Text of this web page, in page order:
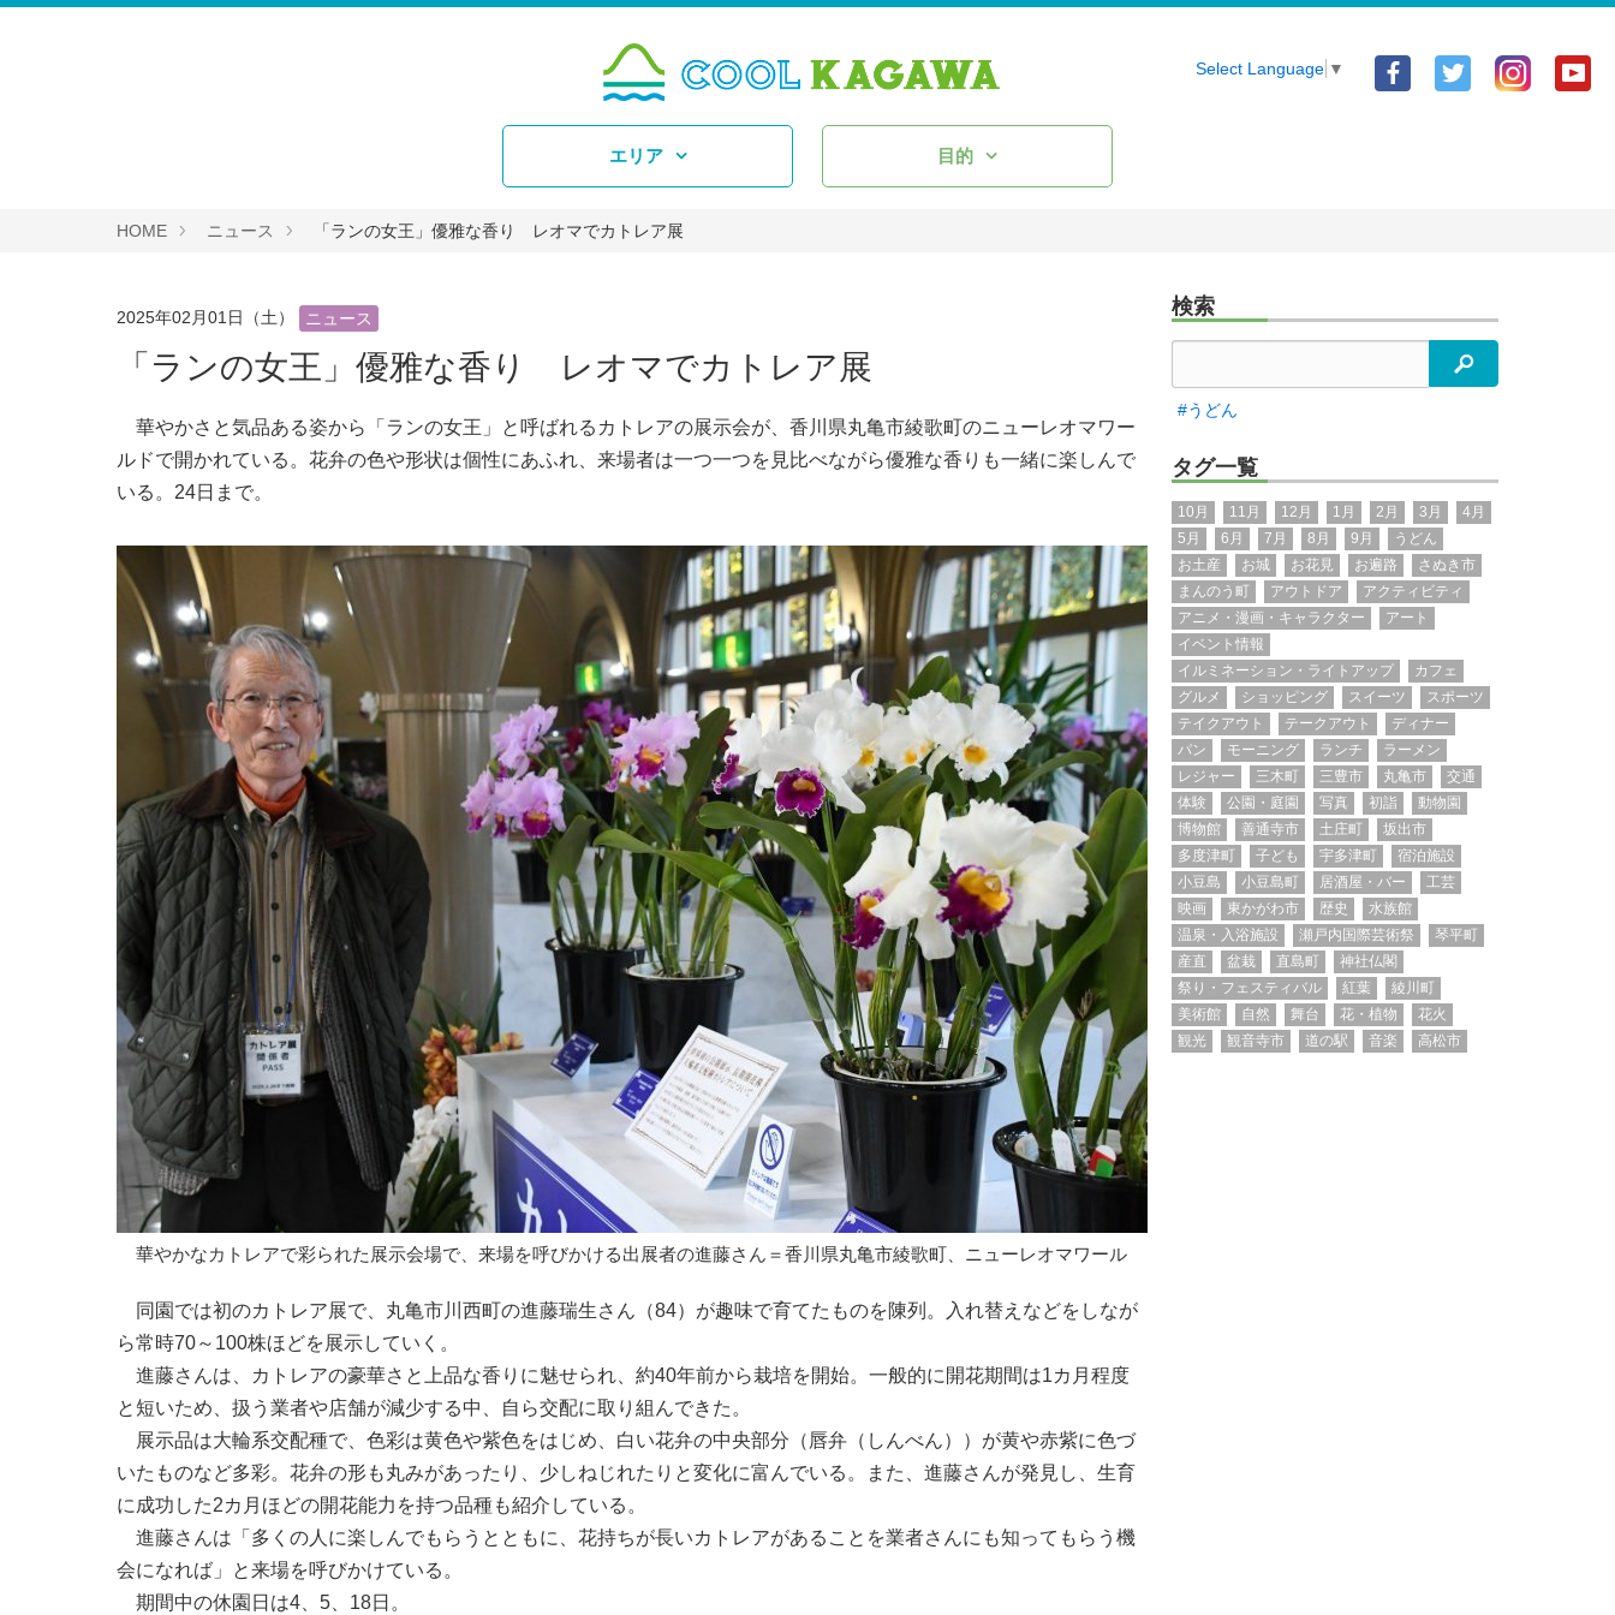
Facebook
Twitter
Select Language ▼
エリア 目的
HOME ニュース 「ランの女王」優雅な香り レオマでカトレア展
2025年02月01日（土） ニュース
「ランの女王」優雅な香り レオマでカトレア展
華やかさと気品ある姿から「ランの女王」と呼ばれるカトレアの展示会が、香川県丸亀市綾歌町のニューレオマワー
ルドで開かれている。花弁の色や形状は個性にあふれ、来場者は一つ一つを見比べながら優雅な香りも一緒に楽しんで
いる。24日まで。
華やかなカトレアで彩られた展示会場で、来場を呼びかける出展者の進藤さん＝香川県丸亀市綾歌町、ニューレオマワール
同園では初のカトレア展で、丸亀市川西町の進藤瑞生さん（84）が趣味で育てたものを陳列。入れ替えなどをしなが
ら常時70～100株ほどを展示していく。
進藤さんは、カトレアの豪華さと上品な香りに魅せられ、約40年前から栽培を開始。一般的に開花期間は1カ月程度
と短いため、扱う業者や店舗が減少する中、自ら交配に取り組んできた。
展示品は大輪系交配種で、色彩は黄色や紫色をはじめ、白い花弁の中央部分（唇弁（しんべん））が黄や赤紫に色づ
いたものなど多彩。花弁の形も丸みがあったり、少しねじれたりと変化に富んでいる。また、進藤さんが発見し、生育
に成功した2カ月ほどの開花能力を持つ品種も紹介している。
進藤さんは「多くの人に楽しんでもらうとともに、花持ちが長いカトレアがあることを業者さんにも知ってもらう機
会になれば」と来場を呼びかけている。
期間中の休園日は4、5、18日。
検索
検索
#うどん
タグ一覧
10月 11月 12月 1月 2月 3月
4月
5月
6月 7月 8月 9月
うどん
お土産
お城 お花見 お遍路
さぬき市
まんのう町
アウトドア
アクティビティ
アニメ・漫画・キャラクター
アート
イベント情報
イルミネーション・ライトアップ
カフェ
グルメ
ショッピング スイーツ
スポーツ
テイクアウト
テークアウト
ディナー
パン
モーニング ランチ
ラーメン
レジャー
三木町 三豊市 丸亀市
交通
体験
公園・庭園 写真 初詣
動物園
博物館
善通寺市 土庄町
坂出市
多度津町
子ども 宇多津町
宿泊施設
小豆島
小豆島町 居酒屋・バー
工芸
映画
東かがわ市 歴史
水族館
温泉・入浴施設
瀬戸内国際芸術祭
琴平町
産直
盆栽 直島町
神社仏閣
祭り・フェスティバル
紅葉
綾川町
美術館
自然 舞台 花・植物
花火
観光
観音寺市 道の駅 音楽 高松市